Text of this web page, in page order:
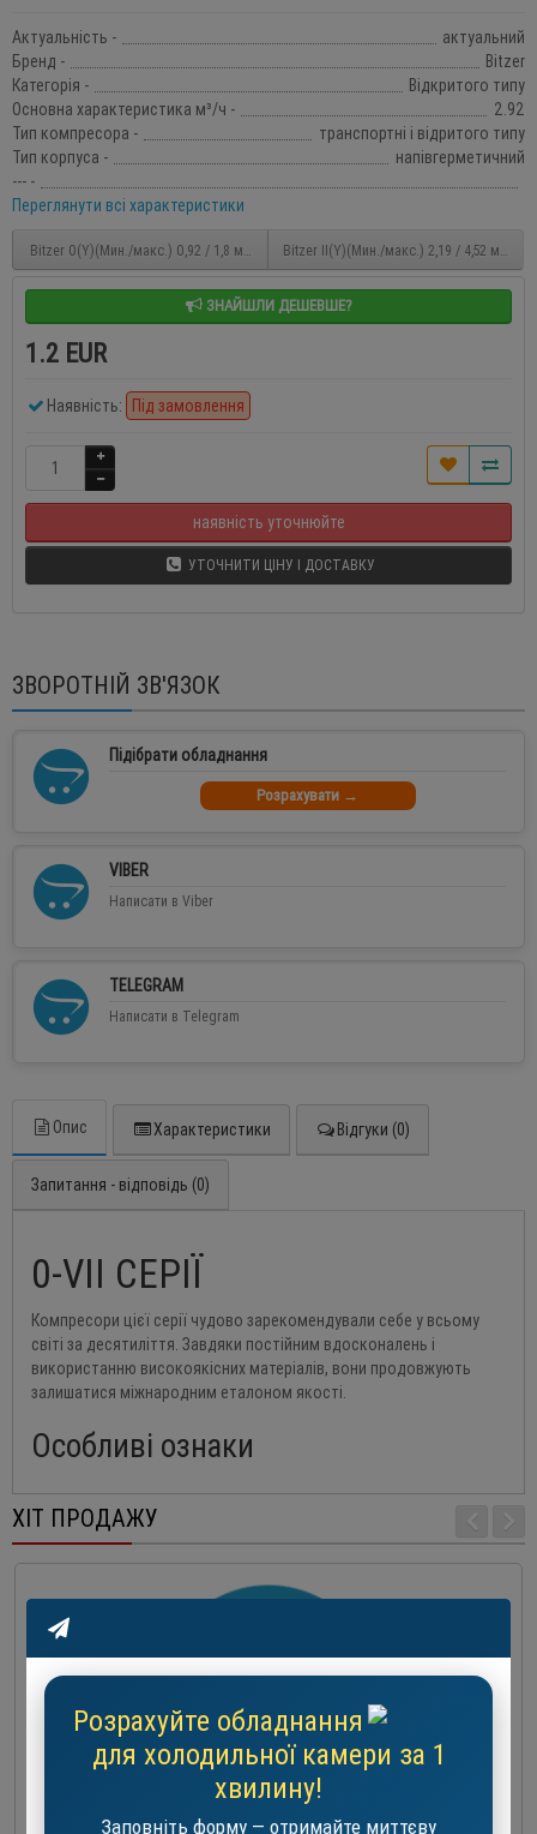
Актуальність -
актуальний
Бренд -
Bitzer
Категорія -
Відкритого типу
Основна характеристика м³/ч -
2.92
Тип компресора -
транспортні і відритого типу
Тип корпуса -
напівгерметичний
--- -
Переглянути всі характеристики
Bitzer 0(Y)(Мин./макс.) 0,92 / 1,8 м?/ч поршневий компресор відкритого типу
Bitzer II(Y)(Мин./макс.) 2,19 / 4,52 м?/ч
ЗНАЙШЛИ ДЕШЕВШЕ?
1.2 EUR
Наявність: Під замовлення
наявність уточнюйте
УТОЧНИТИ ЦІНУ І ДОСТАВКУ
ЗВОРОТНІЙ ЗВ'ЯЗОК
Підібрати обладнання
Розрахувати →
VIBER
Написати в Viber
TELEGRAM
Написати в Telegram
Опис Характеристики Відгуки (0)
Запитання - відповідь (0)
0-VII СЕРІЇ
Компресори цієї серії чудово зарекомендували себе у всьому
світі за десятиліття. Завдяки постійним вдосконалень і
використанню високоякісних матеріалів, вони продовжують
залишатися міжнародним еталоном якості.
Особливі ознаки
ХІТ ПРОДАЖУ
Розрахуйте обладнання
для холодильної камери за 1
хвилину!
Заповніть форму — отримайте миттєву